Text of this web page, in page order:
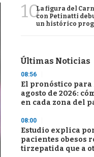
10La figura del
con Petinatti
un histórico
Últimas Noticias
08:56
El pronóstico para
agosto de 2026:
en cada zona del
08:00
Estudio explica
pacientes obesos
tirzepatida que a